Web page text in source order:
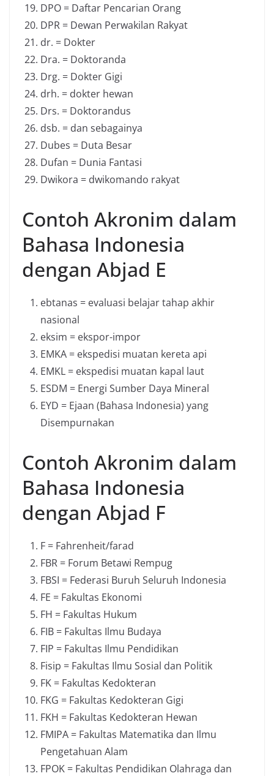
DPO = Daftar Pencarian Orang
DPR = Dewan Perwakilan Rakyat
dr. = Dokter
Dra. = Doktoranda
Drg. = Dokter Gigi
drh. = dokter hewan
Drs. = Doktorandus
dsb. = dan sebagainya
Dubes = Duta Besar
Dufan = Dunia Fantasi
Dwikora = dwikomando rakyat
Contoh Akronim dalam
Bahasa Indonesia
dengan Abjad E
ebtanas = evaluasi belajar tahap akhir
nasional
eksim = ekspor-impor
EMKA = ekspedisi muatan kereta api
EMKL = ekspedisi muatan kapal laut
ESDM = Energi Sumber Daya Mineral
EYD = Ejaan (Bahasa Indonesia) yang
Disempurnakan
Contoh Akronim dalam
Bahasa Indonesia
dengan Abjad F
F = Fahrenheit/farad
FBR = Forum Betawi Rempug
FBSI = Federasi Buruh Seluruh Indonesia
FE = Fakultas Ekonomi
FH = Fakultas Hukum
FIB = Fakultas Ilmu Budaya
FIP = Fakultas Ilmu Pendidikan
Fisip = Fakultas Ilmu Sosial dan Politik
FK = Fakultas Kedokteran
FKG = Fakultas Kedokteran Gigi
FKH = Fakultas Kedokteran Hewan
FMIPA = Fakultas Matematika dan Ilmu
Pengetahuan Alam
FPOK = Fakultas Pendidikan Olahraga dan